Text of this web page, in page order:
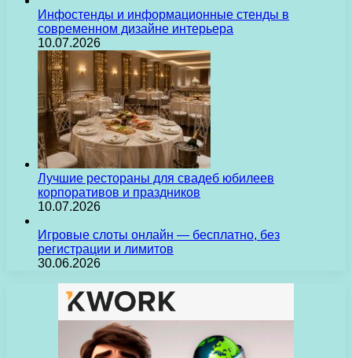
Инфостенды и информационные стенды в
современном дизайне интерьера
10.07.2026
Лучшие рестораны для свадеб юбилеев
корпоративов и праздников
10.07.2026
Игровые слоты онлайн — бесплатно, без
регистрации и лимитов
30.06.2026